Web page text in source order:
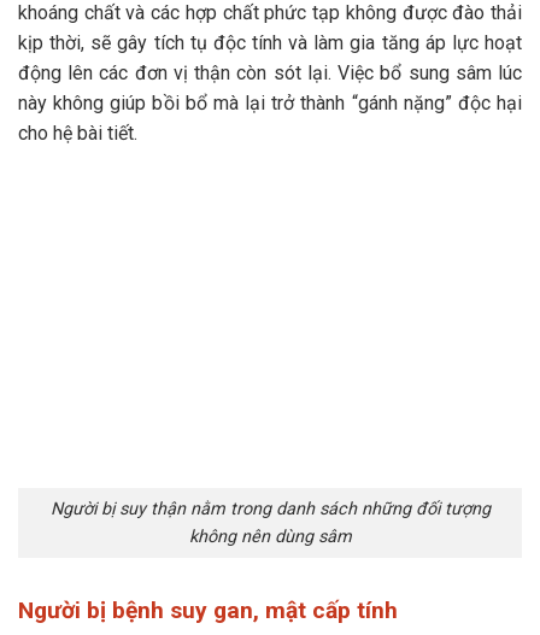
khoáng chất và các hợp chất phức tạp không được đào thải
kịp thời, sẽ gây tích tụ độc tính và làm gia tăng áp lực hoạt
động lên các đơn vị thận còn sót lại. Việc bổ sung sâm lúc
này không giúp bồi bổ mà lại trở thành “gánh nặng” độc hại
cho hệ bài tiết.
Người bị suy thận nằm trong danh sách những đối tượng
không nên dùng sâm
Người bị bệnh suy gan, mật cấp tính